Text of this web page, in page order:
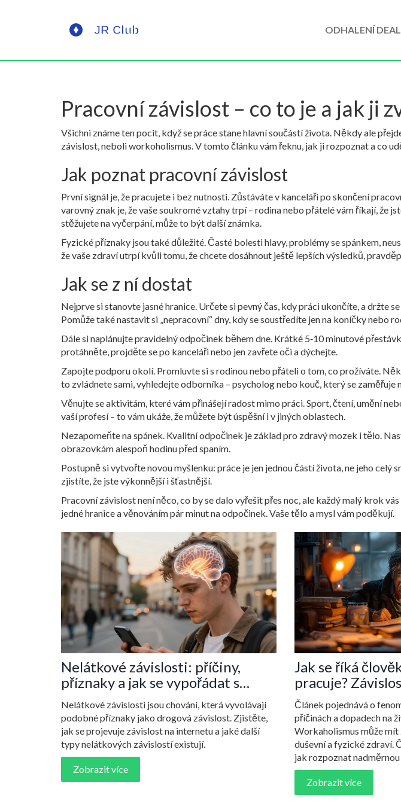
ODHALENÍ
Pracovní závislost – co to je a jak ji
Všichni známe ten pocit, když se práce stane hlavní součástí života. Někdy ale
závislost, neboli workoholismus. V tomto článku vám řeknu, jak ji rozpoznat a co
Jak poznat pracovní závislost
První signál je, že pracujete i bez nutnosti. Zůstáváte v kanceláři po skončení
varovný znak je, že vaše soukromé vztahy trpí – rodina nebo přátelé vám říkají, že
stěžujete na vyčerpání, může to být další známka.
Fyzické příznaky jsou také důležité. Časté bolesti hlavy, problémy se spánkem,
že vaše zdraví utrpí kvůli tomu, že chcete dosáhnout ještě lepších výsledků,
Jak se z ní dostat
Nejprve si stanovte jasné hranice. Určete si pevný čas, kdy práci ukončíte, a držte
Pomůže také nastavit si „nepracovní“ dny, kdy se soustředíte jen na koníčky nebo
Dále si naplánujte pravidelný odpočinek během dne. Krátké 5‑10 minutové
protáhněte, projděte se po kanceláři nebo jen zavřete oči a dýchejte.
Zapojte podporu okolí. Promluvte si s rodinou nebo přáteli o tom, co prožíváte.
to zvládnete sami, vyhledejte odborníka – psycholog nebo kouč, který se zaměřuje
Věnujte se aktivitám, které vám přinášejí radost mimo práci. Sport, čtení, umění
vaší profesí – to vám ukáže, že můžete být úspěšní i v jiných oblastech.
Nezapomeňte na spánek. Kvalitní odpočinek je základ pro zdravý mozek i tělo.
obrazovkám alespoň hodinu před spaním.
Postupně si vytvořte novou myšlenku: práce je jen jednou částí života, ne jeho
zjistíte, že jste výkonnější i šťastnější.
Pracovní závislost není něco, co by se dalo vyřešit přes noc, ale každý malý krok
jedné hranice a věnováním pár minut na odpočinek. Vaše tělo a mysl vám poděkují.
Nelátkové závislosti: příčiny,
příznaky a jak se vypořádat s
závislostí na internetu
Nelátkové závislosti jsou chování, která vyvolávají
podobné příznaky jako drogová závislost. Zjistěte,
jak se projevuje závislost na internetu a jaké další
typy nelátkových závislostí existují.
Zobrazit více
Jak se říká
pracuje?
důsledky
Článek pojednává o
příčinách a dopadech na
Workaholismus může mít
duševní a fyzické zdraví.
jak rozpoznat
poskytuje rady pro
osobním životem.
a strategie, jak se vyhnout
Zobrazit více